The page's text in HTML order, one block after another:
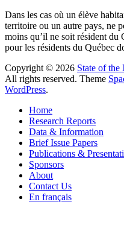
Dans les cas où un élève
territoire ou un autre pays, ne
moins qu’il ne soit résident du
pour les résidents du Québec
Copyright © 2026 State of
All rights reserved. Theme
WordPress.
Home
Research Reports
Data & Information
Brief Issue Papers
Publications &
Sponsors
About
Contact Us
En français